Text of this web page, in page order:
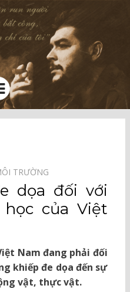
TRƯỜNG⠀
dọa đối với
của Việt
Nam đang phải đối
khiếp đe dọa đến sự
vật, thực vật.